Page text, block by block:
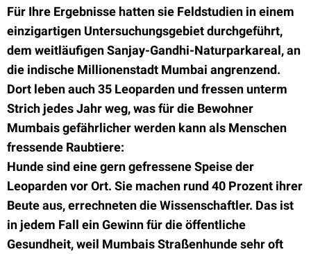
Für Ihre Ergebnisse hatten sie Feldstudien in einem
einzigartigen Untersuchungsgebiet durchgeführt,
dem weitläufigen Sanjay-Gandhi-Naturparkareal, an
die indische Millionenstadt Mumbai angrenzend.
Dort leben auch 35 Leoparden und fressen unterm
Strich jedes Jahr weg, was für die Bewohner
Mumbais gefährlicher werden kann als Menschen
fressende Raubtiere:
Hunde sind eine gern gefressene Speise der
Leoparden vor Ort. Sie machen rund 40 Prozent ihrer
Beute aus, errechneten die Wissenschaftler. Das ist
in jedem Fall ein Gewinn für die öffentliche
Gesundheit, weil Mumbais Straßenhunde sehr oft